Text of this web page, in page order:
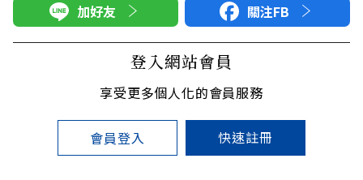
加好友 關注FB
登入網站會員
享受更多個人化的會員服務
會員登入 快速註冊